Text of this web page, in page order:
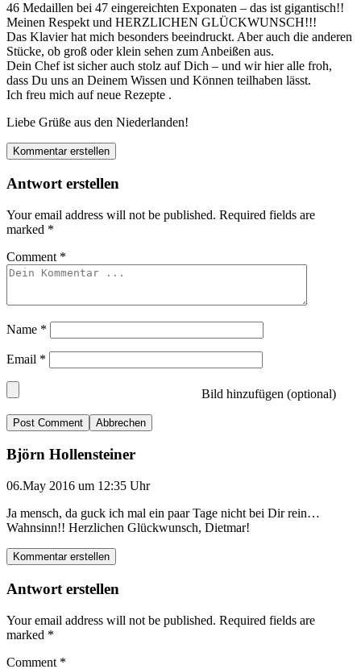
46 Medaillen bei 47 eingereichten Exponaten – das ist gigantisch!!
Meinen Respekt und HERZLICHEN GLÜCKWUNSCH!!!
Das Klavier hat mich besonders beeindruckt. Aber auch die anderen
Stücke, ob groß oder klein sehen zum Anbeißen aus.
Dein Chef ist sicher auch stolz auf Dich – und wir hier alle froh,
dass Du uns an Deinem Wissen und Können teilhaben lässt.
Ich freu mich auf neue Rezepte .
Liebe Grüße aus den Niederlanden!
Kommentar erstellen
Antwort erstellen
Your email address will not be published. Required fields are
marked *
Comment *
Name *
Email *
Bild hinzufügen (optional)
Abbrechen
Björn Hollensteiner
06.May 2016 um 12:35 Uhr
Ja mensch, da guck ich mal ein paar Tage nicht bei Dir rein…
Wahnsinn!! Herzlichen Glückwunsch, Dietmar!
Kommentar erstellen
Antwort erstellen
Your email address will not be published. Required fields are
marked *
Comment *